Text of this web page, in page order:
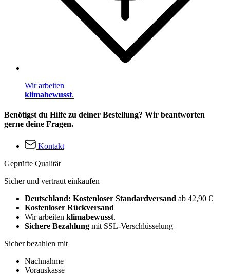
Wir arbeiten
klimabewusst.
Benötigst du Hilfe zu deiner Bestellung? Wir beantworten
gerne deine Fragen.
Kontakt
Geprüfte Qualität
Sicher und vertraut einkaufen
Deutschland: Kostenloser Standardversand ab 42,90 €
Kostenloser Rückversand
Wir arbeiten klimabewusst.
Sichere Bezahlung mit SSL-Verschlüsselung
Sicher bezahlen mit
Nachnahme
Vorauskasse